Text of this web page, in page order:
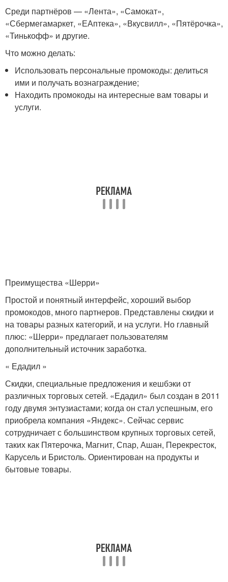
Среди партнёров — «Лента», «Самокат»,
«Сбермегамаркет, «ЕАптека», «Вкусвилл», «Пятёрочка»,
«Тинькофф» и другие.
Что можно делать:
Использовать персональные промокоды: делиться
ими и получать вознаграждение;
Находить промокоды на интересные вам товары и
услуги.
Преимущества «Шерри»
Простой и понятный интерфейс, хороший выбор
промокодов, много партнеров. Представлены скидки и
на товары разных категорий, и на услуги. Но главный
плюс: «Шерри» предлагает пользователям
дополнительный источник заработка.
« Едадил »
Скидки, специальные предложения и кешбэки от
различных торговых сетей. «Едадил» был создан в 2011
году двумя энтузиастами; когда он стал успешным, его
приобрела компания «Яндекс». Сейчас сервис
сотрудничает с большинством крупных торговых сетей,
таких как Пятерочка, Магнит, Спар, Ашан, Перекресток,
Карусель и Бристоль. Ориентирован на продукты и
бытовые товары.